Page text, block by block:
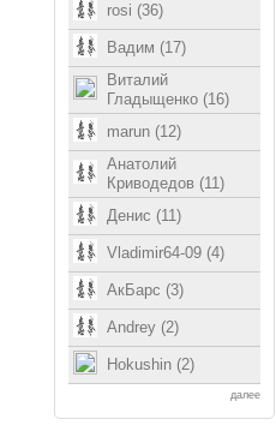
rosi (36)
Вадим (17)
Виталий
Гладыщенко (16)
marun (12)
Анатолий
Криводедов (11)
Денис (11)
Vladimir64-09 (4)
АкБарс (3)
Andrey (2)
Hokushin (2)
далее